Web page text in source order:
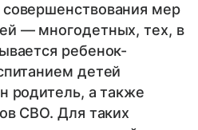
мер
— многодетных, тех, в
ребенок-
детей
родитель, а также
СВО. Для таких